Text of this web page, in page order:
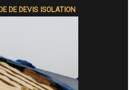
DE DEVIS ISOLATION